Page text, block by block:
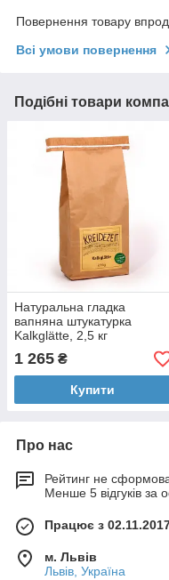
Повернення товару
Всі умови повернення
Подібні товари
Натуральна гладка
вапняна штукатурка
Kalkglätte, 2,5 кг
1 265 ₴
Купити
Про нас
Рейтинг не
Менше 5 відгуків за
Працює з
м. Львів
Львів, Україна